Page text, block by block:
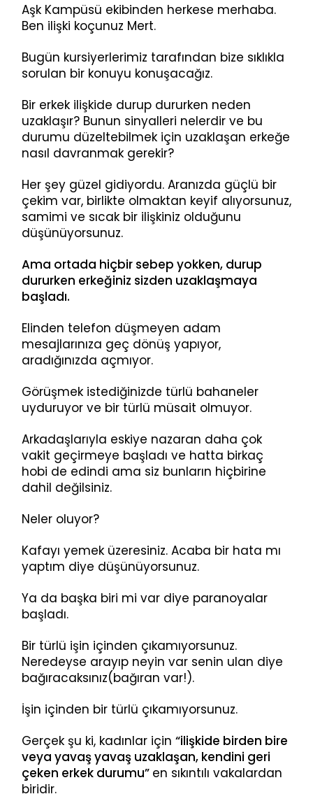
Aşk Kampüsü ekibinden herkese merhaba.
Ben ilişki koçunuz Mert.
Bugün kursiyerlerimiz tarafından bize sıklıkla
sorulan bir konuyu konuşacağız.
Bir erkek ilişkide durup dururken neden
uzaklaşır? Bunun sinyalleri nelerdir ve bu
durumu düzeltebilmek için uzaklaşan erkeğe
nasıl davranmak gerekir?
Her şey güzel gidiyordu. Aranızda güçlü bir
çekim var, birlikte olmaktan keyif alıyorsunuz,
samimi ve sıcak bir ilişkiniz olduğunu
düşünüyorsunuz.
Ama ortada hiçbir sebep yokken, durup
dururken erkeğiniz sizden uzaklaşmaya
başladı.
Elinden telefon düşmeyen adam
mesajlarınıza geç dönüş yapıyor,
aradığınızda açmıyor.
Görüşmek istediğinizde türlü bahaneler
uyduruyor ve bir türlü müsait olmuyor.
Arkadaşlarıyla eskiye nazaran daha çok
vakit geçirmeye başladı ve hatta birkaç
hobi de edindi ama siz bunların hiçbirine
dahil değilsiniz.
Neler oluyor?
Kafayı yemek üzeresiniz. Acaba bir hata mı
yaptım diye düşünüyorsunuz.
Ya da başka biri mi var diye paranoyalar
başladı.
Bir türlü işin içinden çıkamıyorsunuz.
Neredeyse arayıp neyin var senin ulan diye
bağıracaksınız(bağıran var!).
İşin içinden bir türlü çıkamıyorsunuz.
Gerçek şu ki, kadınlar için “ilişkide birden bire
veya yavaş yavaş uzaklaşan, kendini geri
çeken erkek durumu” en sıkıntılı vakalardan
biridir.